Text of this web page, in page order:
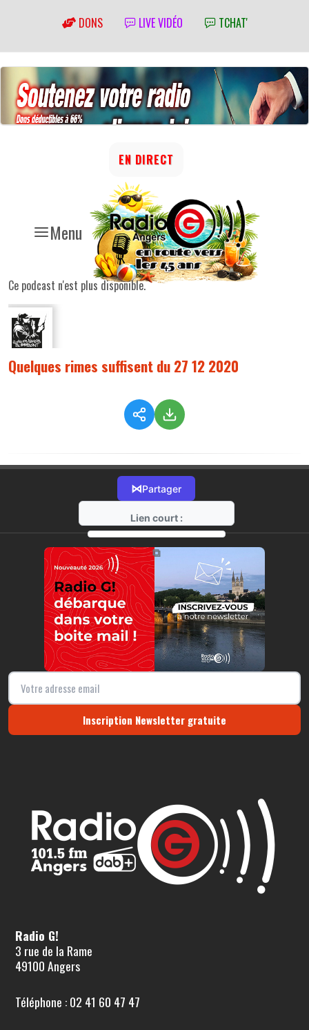
DONS LIVE VIDÉO TCHAT'
Menu
EN DIRECT
Ce podcast n'est plus disponible.
Quelques rimes suffisent du 27 12 2020
⋈Partager
Lien court :
https://radio-g.fr?3409
⧉
Inscription Newsletter gratuite
Radio G!
3 rue de la Rame
49100 Angers
Téléphone : 02 41 60 47 47